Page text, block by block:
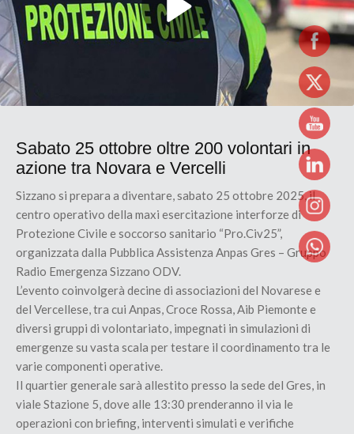
Sabato 25 ottobre oltre 200 volontari in
azione tra Novara e Vercelli
Sizzano si prepara a diventare, sabato 25 ottobre 2025, il
centro operativo della maxi esercitazione interforze di
Protezione Civile e soccorso sanitario “Pro.Civ25”,
organizzata dalla Pubblica Assistenza Anpas Gres – Gruppo
Radio Emergenza Sizzano ODV.
L’evento coinvolgerà decine di associazioni del Novarese e
del Vercellese, tra cui Anpas, Croce Rossa, Aib Piemonte e
diversi gruppi di volontariato, impegnati in simulazioni di
emergenze su vasta scala per testare il coordinamento tra le
varie componenti operative.
Il quartier generale sarà allestito presso la sede del Gres, in
viale Stazione 5, dove alle 13:30 prenderanno il via le
operazioni con briefing, interventi simulati e verifiche